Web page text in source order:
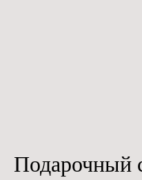
Подарочный